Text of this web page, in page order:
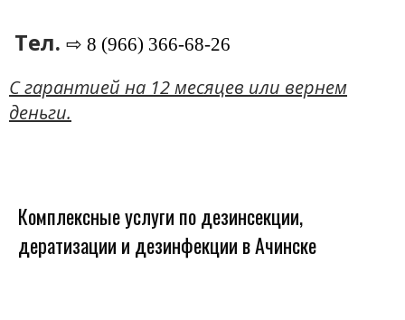
Тел. ⇨ 8 (966) 366-68-26
C гарантией на 12 месяцев или вернем
деньги.
Комплексные услуги по дезинсекции,
дератизации и дезинфекции в Ачинске